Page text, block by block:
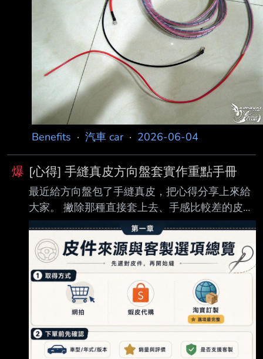
Benefits · 汽車 car· 2026-06-04
爆 [心得] 手縫真皮方向盤套實作重點手冊
最近給方向盤包了手縫真皮，把心得分享上來給
大家。 撇除那種直接套上去、手感比較差的皮
套，這種手縫的因為整片都是真皮、沒有塑膠，
手 感最好。但自己縫跟給別人縫，價差五倍。
實際做過之後沒這麼難，但若看那些專家的教學
影片做，第一次有高機率失敗。因為它們 展示的
是100分的技法，多數人只有一次機會，一旦失
敗信心就會受挫，還會怕傷到原本 的盤面，賠了
夫人又折兵，而害怕嘗試。 如果你想要提升方向
盤抓握手感，但又怕縫不好，你可以看原廠的教
學，搭配這篇指南， 然後準備五到六個小時的空